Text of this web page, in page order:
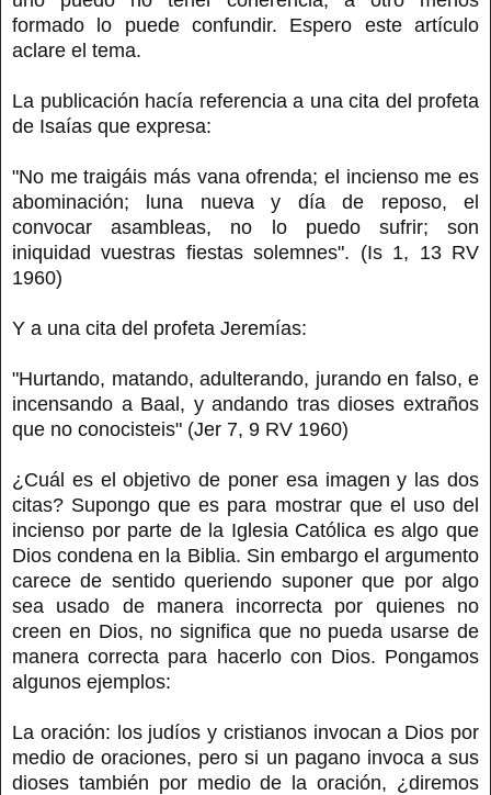
formado lo puede confundir. Espero este artículo
aclare el tema.
La publicación hacía referencia a una cita del profeta
de Isaías que expresa:
"No me traigáis más vana ofrenda; el incienso me es
abominación; luna nueva y día de reposo, el
convocar asambleas, no lo puedo sufrir; son
iniquidad vuestras fiestas solemnes". (Is 1, 13 RV
1960)
Y a una cita del profeta Jeremías:
"Hurtando, matando, adulterando, jurando en falso, e
incensando a Baal, y andando tras dioses extraños
que no conocisteis" (Jer 7, 9 RV 1960)
¿Cuál es el objetivo de poner esa imagen y las dos
citas? Supongo que es para mostrar que el uso del
incienso por parte de la Iglesia Católica es algo que
Dios condena en la Biblia. Sin embargo el argumento
carece de sentido queriendo suponer que por algo
sea usado de manera incorrecta por quienes no
creen en Dios, no significa que no pueda usarse de
manera correcta para hacerlo con Dios. Pongamos
algunos ejemplos:
La oración: los judíos y cristianos invocan a Dios por
medio de oraciones, pero si un pagano invoca a sus
dioses también por medio de la oración, ¿diremos